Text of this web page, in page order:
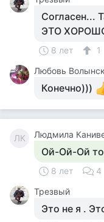
Согласен...
ЭТО
8 лет
1
Любовь
Конечно)))
ЛК Людмила
Ой-Ой-Ой
8 лет 4
Трезвый
Это не я .